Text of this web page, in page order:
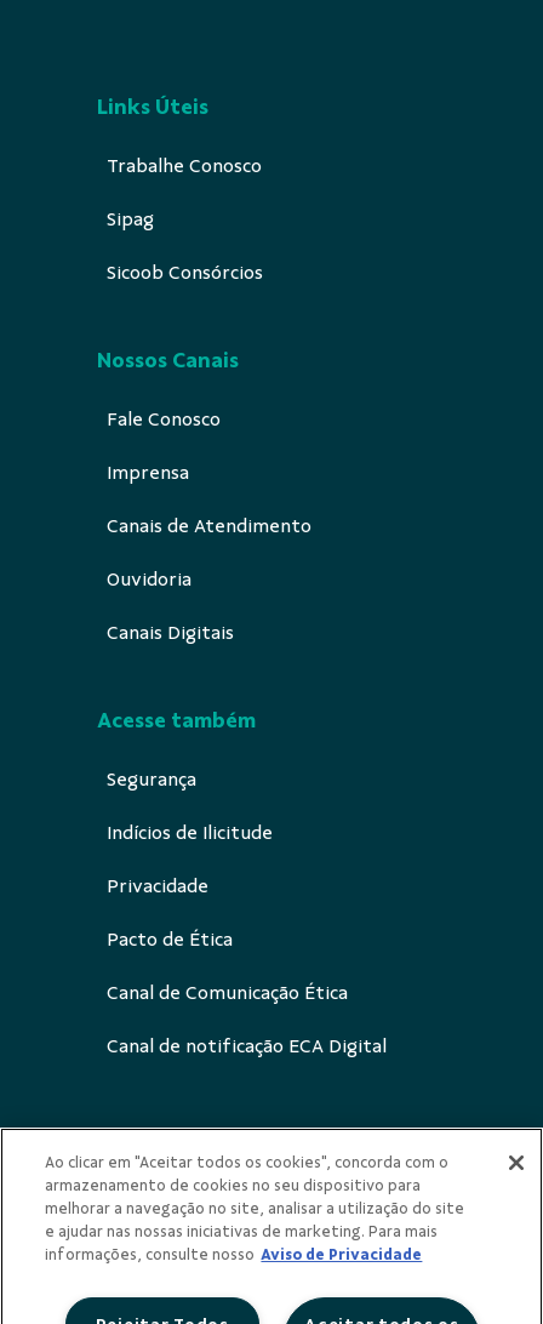
Links Úteis
Trabalhe Conosco
Sipag
Sicoob Consórcios
Nossos Canais
Fale Conosco
Imprensa
Canais de Atendimento
Ouvidoria
Canais Digitais
Acesse também
Segurança
Indícios de Ilicitude
Privacidade
Pacto de Ética
Canal de Comunicação Ética
Canal de notificação ECA Digital
Redes Sociais
Ao clicar em "Aceitar todos os cookies", concorda com o
armazenamento de cookies no seu dispositivo para
melhorar a navegação no site, analisar a utilização do site
e ajudar nas nossas iniciativas de marketing. Para mais
informações, consulte nosso Aviso de Privacidade